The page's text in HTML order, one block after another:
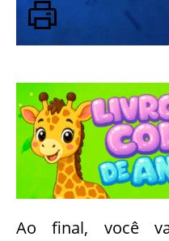
Ao final, você